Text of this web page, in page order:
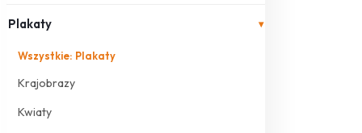
Plakaty ▾
Wszystkie: Plakaty
Krajobrazy
Kwiaty